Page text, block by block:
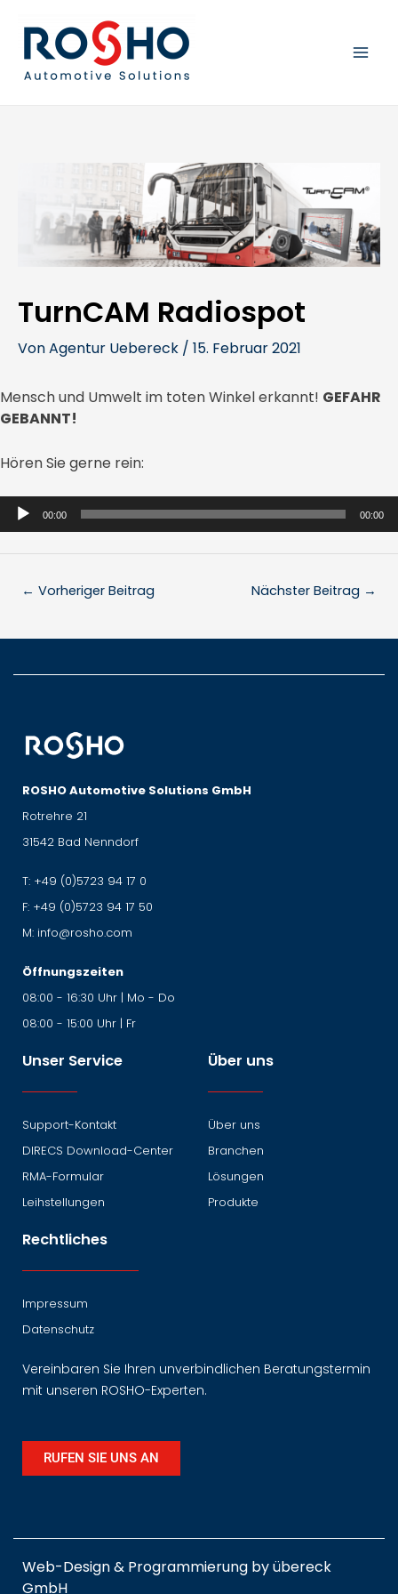
Inhalt
springen
TurnCAM Radiospot
VonAgentur Uebereck / 15. Februar 2021
Mensch und Umwelt im toten Winkel erkannt! GEFAHR
GEBANNT!
Hören Sie gerne rein:
Audio-
Player
00:00 00:00
← Vorheriger Beitrag Nächster Beitrag →
ROSHO Automotive Solutions GmbH
Rotrehre 21
31542 Bad Nenndorf
T: +49 (0)5723 94 17 0
F: +49 (0)5723 94 17 50
M: info@rosho.com
Öffnungszeiten
08:00 - 16:30 Uhr | Mo - Do
08:00 - 15:00 Uhr | Fr
Unser Service
Support-Kontakt
DIRECS Download-Center
RMA-Formular
Leihstellungen
Über uns
Über uns
Branchen
Lösungen
Produkte
Rechtliches
Impressum
Datenschutz
Vereinbaren Sie Ihren unverbindlichen Beratungstermin
mit unseren ROSHO-Experten.
RUFEN SIE UNS AN
Web-Design & Programmierung byübereck
GmbH